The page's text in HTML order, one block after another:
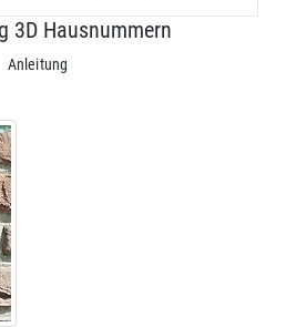
3D Hausnummern
Anleitung